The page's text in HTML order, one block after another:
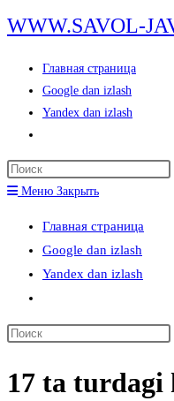
Перейти
к
содержимому
WWW.SAVOL-
Главная страница
Google dan izlash
Yandex dan izlash
по
веб-
сайту
Меню Закрыть
Главная страница
Google dan izlash
Yandex dan izlash
по
сайту
Поиск
сайте
17 ta